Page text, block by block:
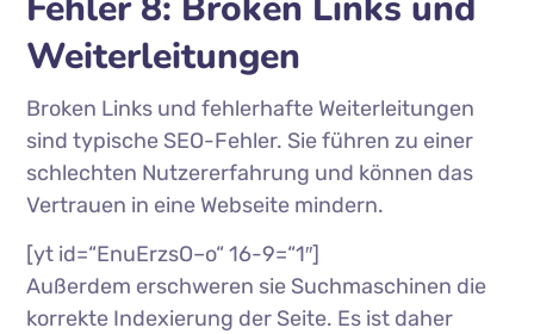
Weiterleitungen
Broken Links und fehlerhafte Weiterleitungen
sind typische SEO-Fehler. Sie führen zu einer
schlechten Nutzererfahrung und können das
Vertrauen in eine Webseite mindern.
[yt id=“EnuErzsO–o“ 16-9=“1″]
Außerdem erschweren sie Suchmaschinen die
korrekte Indexierung der Seite. Es ist daher